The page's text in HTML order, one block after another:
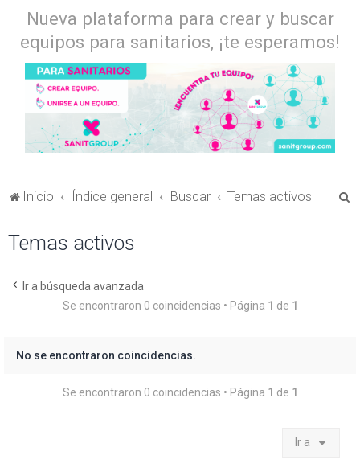
Nueva plataforma para crear y buscar
equipos para sanitarios, ¡te esperamos!
Inicio Índice general Buscar Temas activos
Temas activos
Ir a búsqueda avanzada
Se encontraron 0 coincidencias • Página 1 de 1
No se encontraron coincidencias.
Se encontraron 0 coincidencias • Página 1 de 1
Ir a